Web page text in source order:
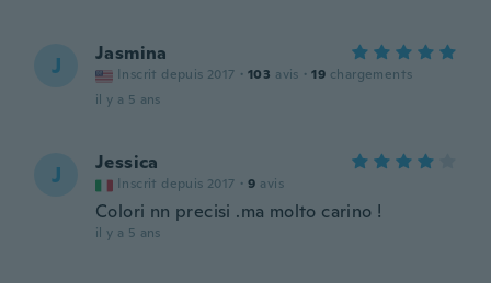
J Jasmina
Inscrit depuis 2017 · 103 avis · 19 chargements
il y a 5 ans
J Jessica
Inscrit depuis 2017 · 9 avis
Colori nn precisi .ma molto carino !
il y a 5 ans